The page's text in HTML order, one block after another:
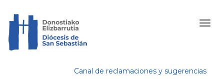
Canal de reclamaciones y sugerencias